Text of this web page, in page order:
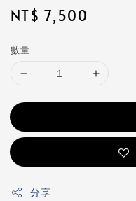
Regular
NT$ 7,500
數量
分享